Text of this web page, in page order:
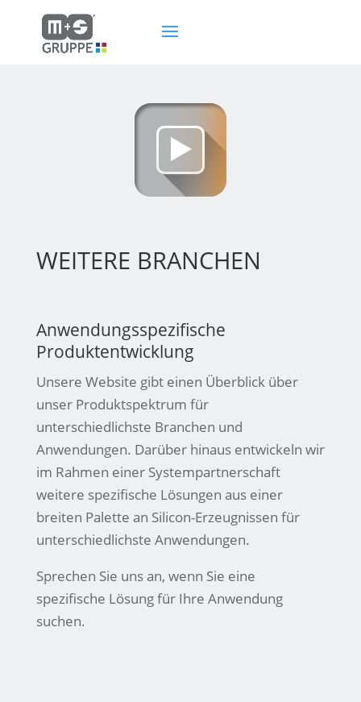
WEITERE BRANCHEN
Anwendungsspezifische
Produktentwicklung
Unsere Website gibt einen Überblick über
unser Produktspektrum für
unterschiedlichste Branchen und
Anwendungen. Darüber hinaus entwickeln wir
im Rahmen einer Systempartnerschaft
weitere spezifische Lösungen aus einer
breiten Palette an Silicon-Erzeugnissen für
unterschiedlichste Anwendungen.
Sprechen Sie uns an, wenn Sie eine
spezifische Lösung für Ihre Anwendung
suchen.